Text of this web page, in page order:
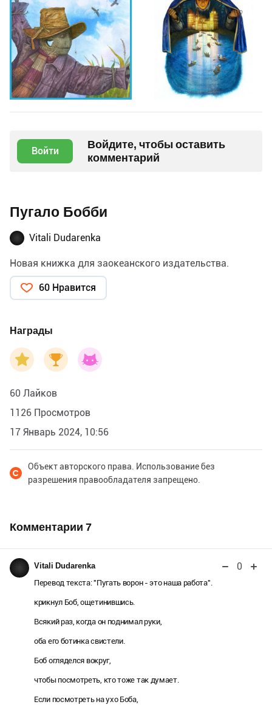
Войти
Войдите, чтобы оставить
комментарий
Пугало Бобби
Vitali Dudarenka
Новая книжка для заокеанского издательства.
60 Нравится
Награды
60 Лайков
1126 Просмотров
17 Январь 2024, 10:56
Объект авторского права. Использование без
разрешения правообладателя запрещено.
Комментарии 7
Vitali Dudarenka 0
Перевод текста: "Пугать ворон - это наша работа".
крикнул Боб, ощетинившись.
Всякий раз, когда он поднимал руки,
оба его ботинка свистели.
Боб огляделся вокруг,
чтобы посмотреть, кто тоже так думает.
Если посмотреть на ухо Боба,